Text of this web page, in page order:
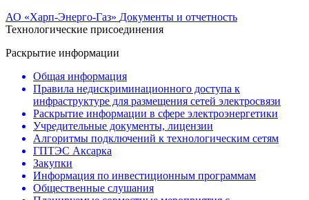
АО «Харп-Энерго-Газ» Документы и отчетность
Технологические присоединения
Раскрытие информации
Общая информация
Правила недискриминационного доступа к
инфраструктуре для размещения сетей электросвязи
Раскрытие информации в сфере электроэнергетики
Учредительные документы, лицензии
Алгоритмы подключений к технологическим сетям
ГПТЭС Аксарка
Закупки
Информация по инвестиционным программам
Общественные слушания